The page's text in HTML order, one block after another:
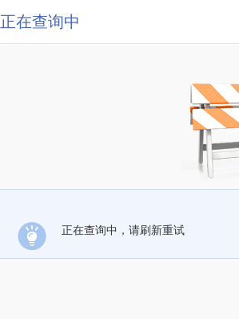
正在查询中
正在查询中，请刷新重试